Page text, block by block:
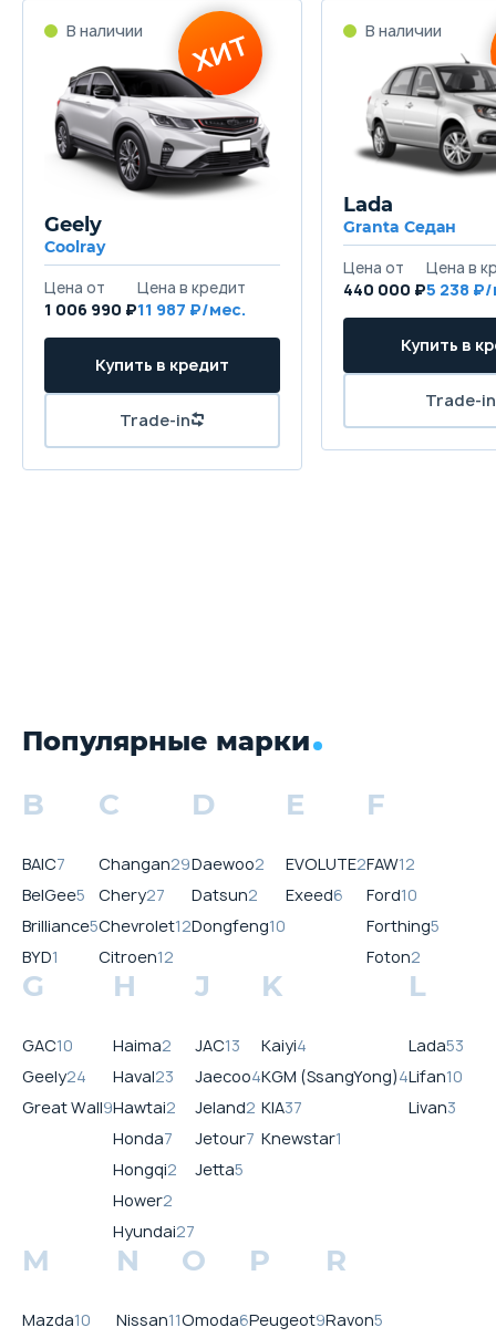
Geely
Coolray
1 006 990 ₽11 987
Lada
Granta Седан
440 000 ₽5 238
Популярные марки
B
BAIC7
BelGee5
Brilliance5
BYD1
C
Changan29
Chery27
Chevrolet12
Citroen12
D
Daewoo2
Datsun2
Dongfeng10
E
EVOLUTE2
Exeed6
F
FAW12
Ford10
Forthing5
Foton2
G
GAC10
Geely24
Great Wall9
H
Haima2
Haval23
Hawtai2
Honda7
Hongqi2
Hower2
Hyundai27
J
JAC13
Jaecoo4
Jeland2
Jetour7
Jetta5
K
Kaiyi4
KGM (SsangYong)4
KIA37
Knewstar1
L
Lada53
Lifan10
Livan3
M
Mazda10
N
Nissan11
O
Omoda6
P
Peugeot9
R
Ravon5